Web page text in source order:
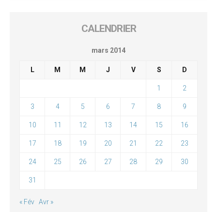
CALENDRIER
mars 2014
L M M J V S D
1 2
3 4 5 6 7 8 9
10 11 12 13 14 15 16
17 18 19 20 21 22 23
24 25 26 27 28 29 30
31
« Fév Avr »